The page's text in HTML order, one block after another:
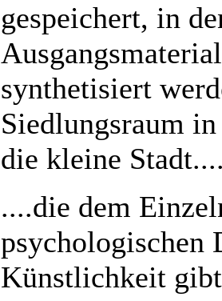
gespeichert, in
synthetisiert
Siedlungsraum
die kleine
....die dem
psychologischen
Künstlichkeit